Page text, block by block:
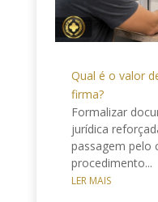
Qual é o valor
firma?
Formalizar
jurídica
passagem pelo
procedimento...
LER MAIS